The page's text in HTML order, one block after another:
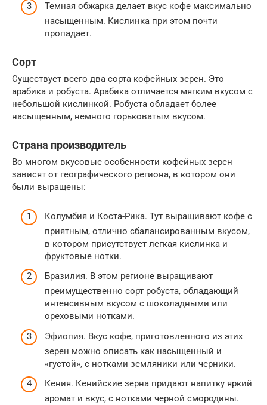
Темная обжарка делает вкус кофе максимально
насыщенным. Кислинка при этом почти
пропадает.
Сорт
Существует всего два сорта кофейных зерен. Это
арабика и робуста. Арабика отличается мягким вкусом с
небольшой кислинкой. Робуста обладает более
насыщенным, немного горьковатым вкусом.
Страна производитель
Во многом вкусовые особенности кофейных зерен
зависят от географического региона, в котором они
были выращены:
Колумбия и Коста-Рика. Тут выращивают кофе с
приятным, отлично сбалансированным вкусом,
в котором присутствует легкая кислинка и
фруктовые нотки.
Бразилия. В этом регионе выращивают
преимущественно сорт робуста, обладающий
интенсивным вкусом с шоколадными или
ореховыми нотками.
Эфиопия. Вкус кофе, приготовленного из этих
зерен можно описать как насыщенный и
«густой», с нотками земляники или черники.
Кения. Кенийские зерна придают напитку яркий
аромат и вкус, с нотками черной смородины.